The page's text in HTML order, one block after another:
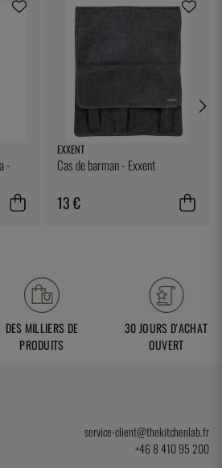
-
EXXENT
Cas de barman - Exxent
13 €
DES MILLIERS DE
PRODUITS
30 JOURS D'ACHAT
OUVERT
service-client@thekitchenlab.fr
+46 8 410 95 200